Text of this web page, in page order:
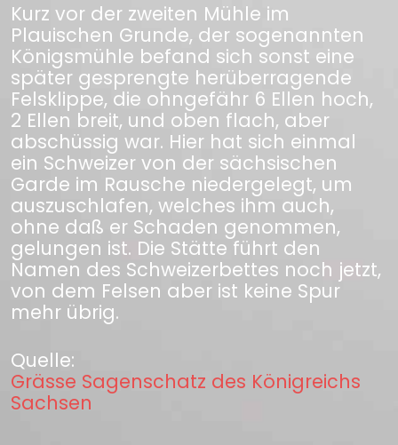
Kurz vor der zweiten Mühle im
Plauischen Grunde, der sogenannten
Königsmühle befand sich sonst eine
später gesprengte herüberragende
Felsklippe, die ohngefähr 6 Ellen hoch,
2 Ellen breit, und oben flach, aber
abschüssig war. Hier hat sich einmal
ein Schweizer von der sächsischen
Garde im Rausche niedergelegt, um
auszuschlafen, welches ihm auch,
ohne daß er Schaden genommen,
gelungen ist. Die Stätte führt den
Namen des Schweizerbettes noch jetzt,
von dem Felsen aber ist keine Spur
mehr übrig.
Quelle:
Grässe Sagenschatz des Königreichs
Sachsen